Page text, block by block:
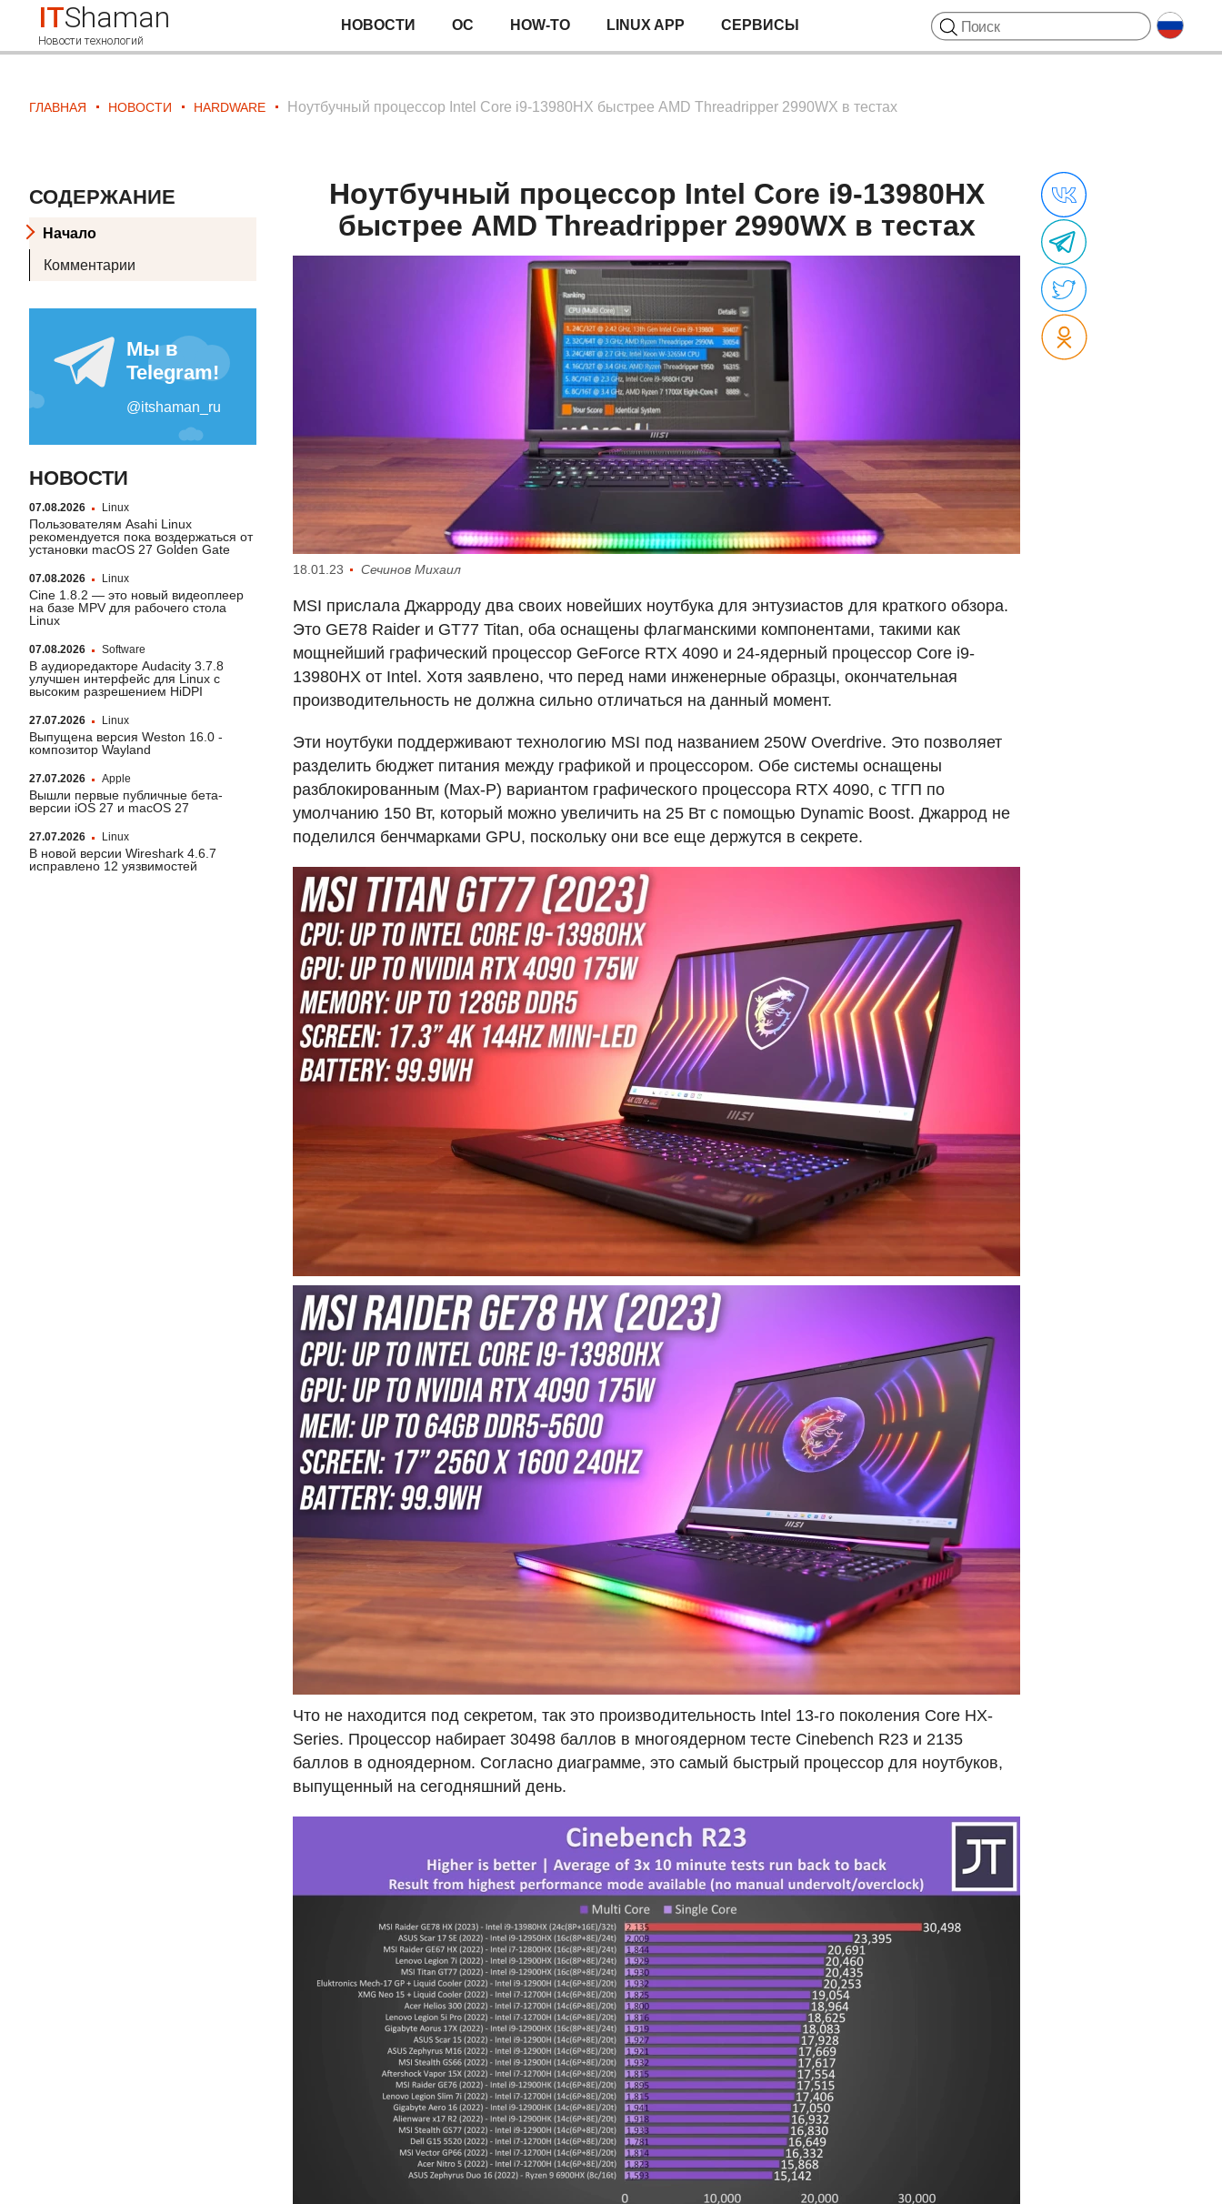
ITShaman
Новости технологий
НОВОСТИ ОС HOW-TO LINUX APP СЕРВИСЫ
ГЛАВНАЯ НОВОСТИ HARDWARE Ноутбучный процессор Intel Core i9-13980HX быстрее AMD Threadripper 2990WX в тестах
СОДЕРЖАНИЕ
Начало
Комментарии
НОВОСТИ
07.08.2026 Linux
Пользователям Asahi Linux
рекомендуется пока воздержаться от
установки macOS 27 Golden Gate
07.08.2026 Linux
Cine 1.8.2 — это новый видеоплеер
на базе MPV для рабочего стола
Linux
07.08.2026 Software
В аудиоредакторе Audacity 3.7.8
улучшен интерфейс для Linux с
высоким разрешением HiDPI
27.07.2026 Linux
Выпущена версия Weston 16.0 -
композитор Wayland
27.07.2026 Apple
Вышли первые публичные бета-
версии iOS 27 и macOS 27
27.07.2026 Linux
В новой версии Wireshark 4.6.7
исправлено 12 уязвимостей
Ноутбучный процессор Intel Core i9-13980HX
быстрее AMD Threadripper 2990WX в тестах
18.01.23 Сечинов Михаил
MSI прислала Джарроду два своих новейших ноутбука для энтузиастов для краткого обзора.
Это GE78 Raider и GT77 Titan, оба оснащены флагманскими компонентами, такими как
мощнейший графический процессор GeForce RTX 4090 и 24-ядерный процессор Core i9-
13980HX от Intel. Хотя заявлено, что перед нами инженерные образцы, окончательная
производительность не должна сильно отличаться на данный момент.
Эти ноутбуки поддерживают технологию MSI под названием 250W Overdrive. Это позволяет
разделить бюджет питания между графикой и процессором. Обе системы оснащены
разблокированным (Max-P) вариантом графического процессора RTX 4090, с ТГП по
умолчанию 150 Вт, который можно увеличить на 25 Вт с помощью Dynamic Boost. Джаррод не
поделился бенчмарками GPU, поскольку они все еще держутся в секрете.
Что не находится под секретом, так это производительность Intel 13-го поколения Core HX-
Series. Процессор набирает 30498 баллов в многоядерном тесте Cinebench R23 и 2135
баллов в одноядерном. Согласно диаграмме, это самый быстрый процессор для ноутбуков,
выпущенный на сегодняшний день.